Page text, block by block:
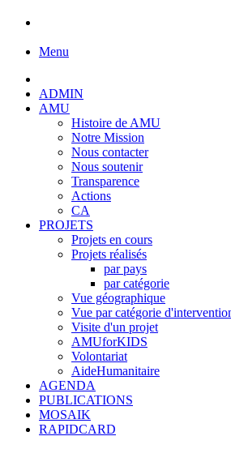
Menu
ADMIN
AMU
Histoire de AMU
Notre Mission
Nous contacter
Nous soutenir
Transparence
Actions
CA
PROJETS
Projets en cours
Projets réalisés
par pays
par catégorie
Vue géographique
Vue par catégorie
Visite d'un projet
AMUforKIDS
Volontariat
AideHumanitaire
AGENDA
PUBLICATIONS
MOSAIK
RAPIDCARD